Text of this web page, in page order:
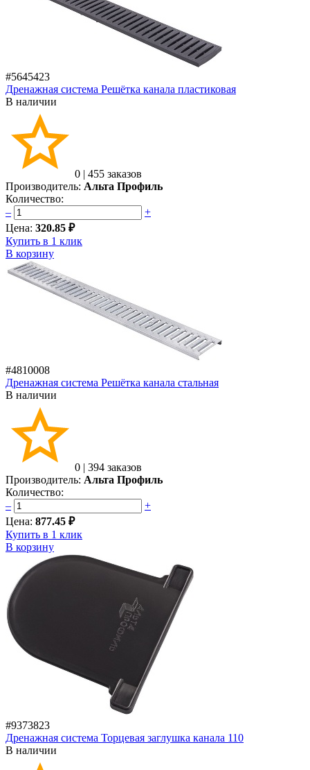
#5645423
Дренажная система Решётка канала пластиковая
В наличии
0 | 455 заказов
Производитель: Альта Профиль
Количество:
–
+
Цена: 320.85 ₽
Купить в 1 клик
В корзину
#4810008
Дренажная система Решётка канала стальная
В наличии
0 | 394 заказов
Производитель: Альта Профиль
Количество:
–
+
Цена: 877.45 ₽
Купить в 1 клик
В корзину
#9373823
Дренажная система Торцевая заглушка канала 110
В наличии